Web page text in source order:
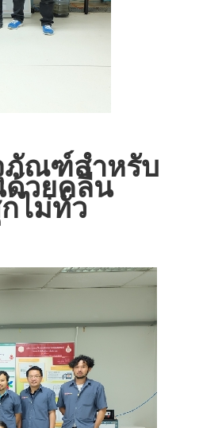
ภัณฑ์สำหรับ
วยคลื่น
ไม่ทั่ว